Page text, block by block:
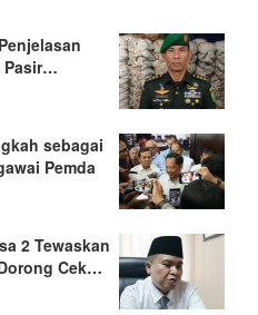
Pasir…
sebagai
Pemda
2 Tewaskan
Cek…